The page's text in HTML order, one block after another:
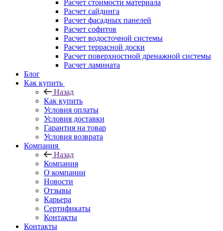
Расчет стоимости материала
Расчет сайдинга
Расчет фасадных панелей
Расчет софитов
Расчет водосточной системы
Расчет террасной доски
Расчет поверхностной дренажной системы
Расчет ламината
Блог
Как купить
Назад
Как купить
Условия оплаты
Условия доставки
Гарантия на товар
Условия возврата
Компания
Назад
Компания
О компании
Новости
Отзывы
Карьера
Сертификаты
Контакты
Контакты